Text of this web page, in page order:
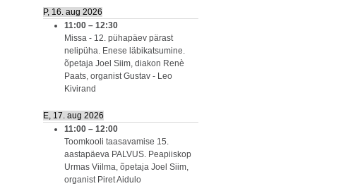
P, 16. aug 2026
11:00 – 12:30
Missa - 12. pühapäev pärast
nelipüha. Enese läbikatsumine.
õpetaja Joel Siim, diakon Renè
Paats, organist Gustav - Leo
Kivirand
E, 17. aug 2026
11:00 – 12:00
Toomkooli taasavamise 15.
aastapäeva PALVUS. Peapiiskop
Urmas Viilma, õpetaja Joel Siim,
organist Piret Aidulo